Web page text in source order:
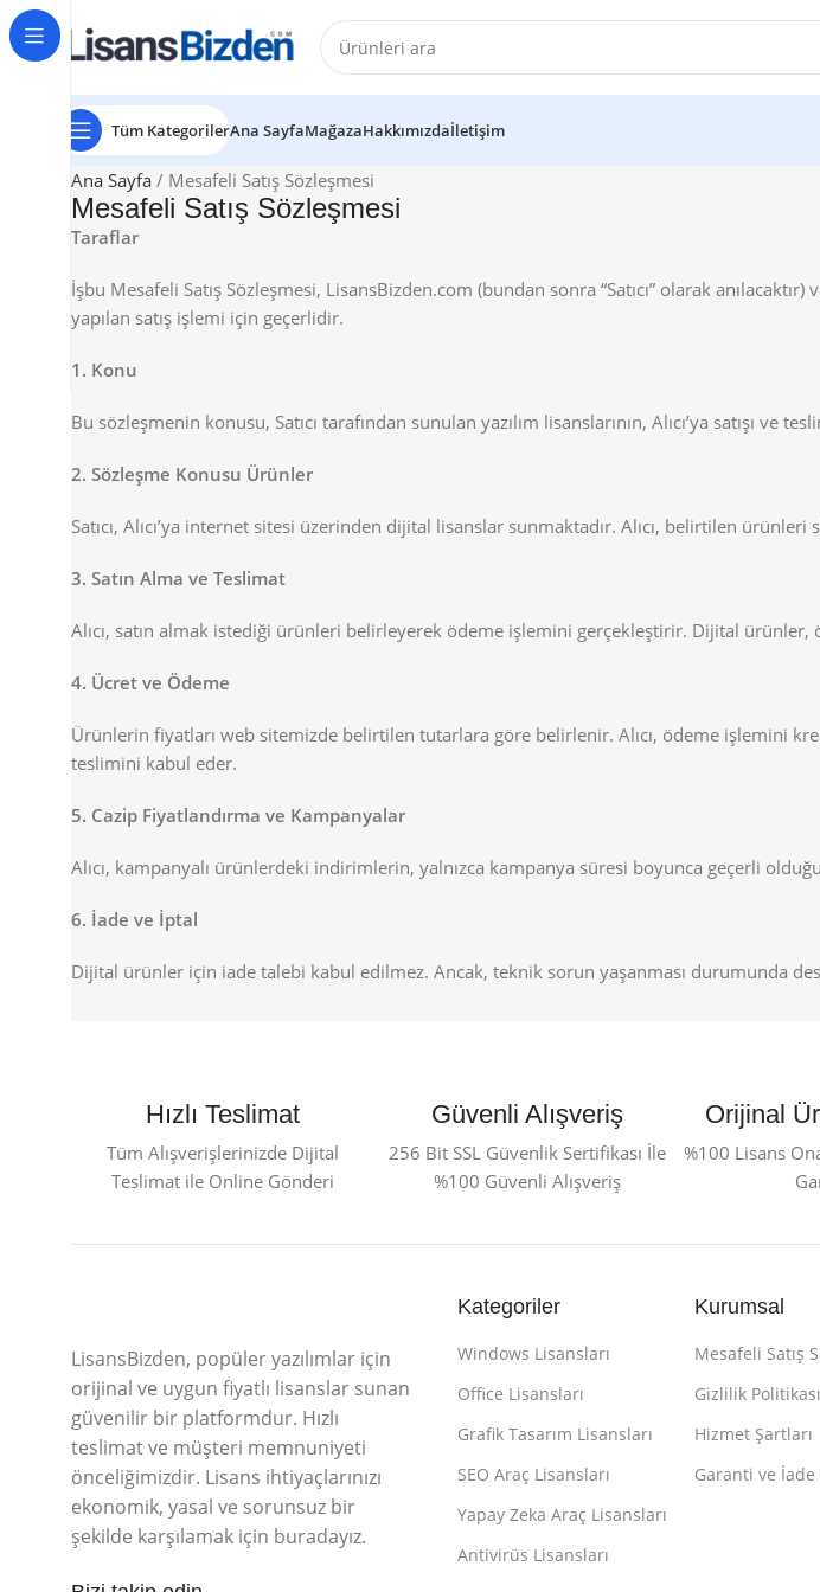
Tüm KategorilerAna SayfaMağazaHakkımızdaİletişim
Ana Sayfa Mesafeli Satış Sözleşmesi
Mesafeli Satış Sözleşmesi
Taraflar
İşbu Mesafeli Satış Sözleşmesi, LisansBizden.com (bundan sonra “Satıcı” olarak
yapılan satış işlemi için geçerlidir.
1. Konu
Bu sözleşmenin konusu, Satıcı tarafından sunulan yazılım lisanslarının, Alıcı’ya satışı ve
2. Sözleşme Konusu Ürünler
Satıcı, Alıcı’ya internet sitesi üzerinden dijital lisanslar sunmaktadır. Alıcı, belirtilen
3. Satın Alma ve Teslimat
Alıcı, satın almak istediği ürünleri belirleyerek ödeme işlemini gerçekleştirir. Dijital ürünler,
4. Ücret ve Ödeme
Ürünlerin fiyatları web sitemizde belirtilen tutarlara göre belirlenir. Alıcı, ödeme işlemini
teslimini kabul eder.
5. Cazip Fiyatlandırma ve Kampanyalar
Alıcı, kampanyalı ürünlerdeki indirimlerin, yalnızca kampanya süresi boyunca geçerli
6. İade ve İptal
Dijital ürünler için iade talebi kabul edilmez. Ancak, teknik sorun yaşanması durumunda
Hızlı Teslimat
Tüm Alışverişlerinizde Dijital
Teslimat ile Online Gönderi
Güvenli Alışveriş
256 Bit SSL Güvenlik Sertifikası İle
%100 Güvenli Alışveriş
Orijinal
%100 Lisans
LisansBizden, popüler yazılımlar için
orijinal ve uygun fiyatlı lisanslar sunan
güvenilir bir platformdur. Hızlı
teslimat ve müşteri memnuniyeti
önceliğimizdir. Lisans ihtiyaçlarınızı
ekonomik, yasal ve sorunsuz bir
şekilde karşılamak için buradayız.
Kategoriler
Windows Lisansları
Office Lisansları
Grafik Tasarım Lisansları
SEO Araç Lisansları
Yapay Zeka Araç Lisansları
Antivirüs Lisansları
Kurumsal
Mesafeli Satış
Gizlilik Politikası
Hizmet Şartları
Garanti ve İade